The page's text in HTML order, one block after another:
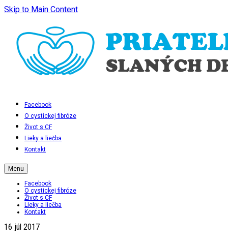
Skip to Main Content
Facebook
O cystickej fibróze
Život s CF
Lieky a liečba
Kontakt
Menu
Facebook
O cystickej fibróze
Život s CF
Lieky a liečba
Kontakt
16 júl 2017